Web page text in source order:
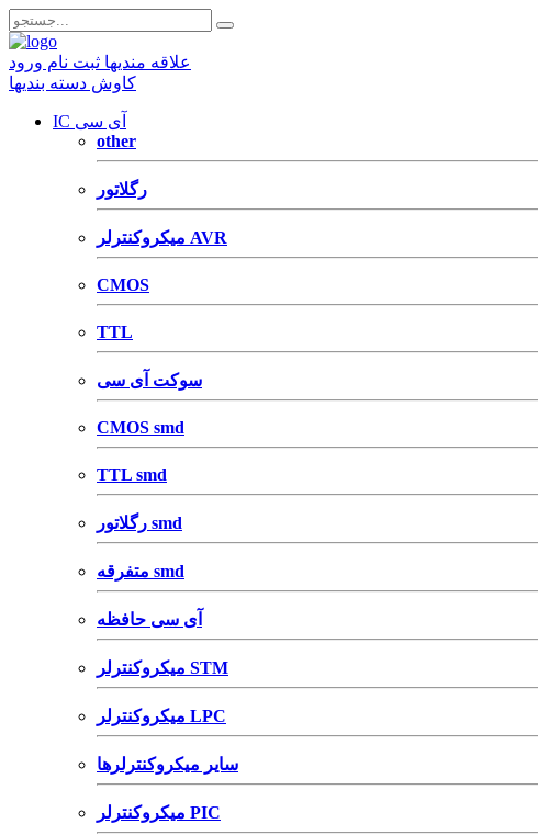
علاقه مندیها ثبت نام ورود
کاوش دسته بندیها
IC آی سی
other
رگلاتور
میکروکنترلر AVR
CMOS
TTL
سوکت آی سی
CMOS smd
TTL smd
رگلاتور smd
متفرقه smd
آی سی حافظه
میکروکنترلر STM
میکروکنترلر LPC
سایر میکروکنترلرها
میکروکنترلر PIC